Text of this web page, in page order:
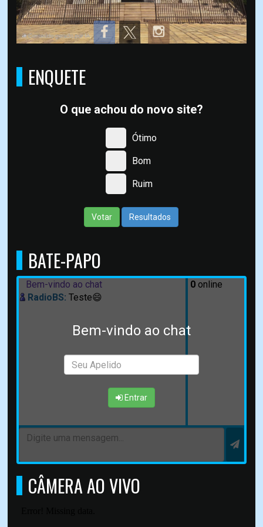
ENQUETE
O que achou do novo site?
Ótimo
Bom
Ruim
Votar Resultados
BATE-PAPO
Bem-vindo ao chat
Entrar
Bem-vindo ao chat
RadioBS: Teste😄
0online
CÂMERA AO VIVO